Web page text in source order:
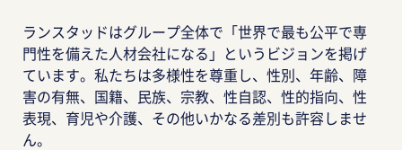
ランスタッドはグループ全体で「世界で最も公平で専
門性を備えた人材会社になる」というビジョンを掲げ
ています。私たちは多様性を尊重し、性別、年齢、障
害の有無、国籍、民族、宗教、性自認、性的指向、性
表現、育児や介護、その他いかなる差別も許容しませ
ん。